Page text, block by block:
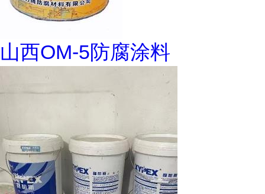
山西OM-5防腐涂料